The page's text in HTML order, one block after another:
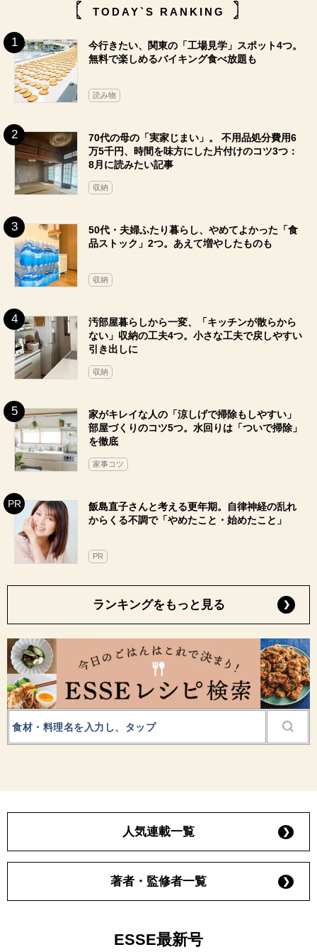
TODAY`S RANKING
今行きたい、関東の「工場見学」スポット4つ。
無料で楽しめるバイキング食べ放題も
読み物
70代の母の「実家じまい」。 不用品処分費用6
万5千円、時間を味方にした片付けのコツ3つ：
8月に読みたい記事
収納
50代・夫婦ふたり暮らし、やめてよかった「食
品ストック」2つ。あえて増やしたものも
収納
汚部屋暮らしから一変、「キッチンが散らから
ない」収納の工夫4つ。小さな工夫で戻しやすい
引き出しに
収納
家がキレイな人の「涼しげで掃除もしやすい」
部屋づくりのコツ5つ。水回りは「ついで掃除」
を徹底
家事コツ
飯島直子さんと考える更年期。自律神経の乱れ
からくる不調で「やめたこと・始めたこと」
PR
ランキングをもっと見る
人気連載一覧
著者・監修者一覧
ESSE最新号